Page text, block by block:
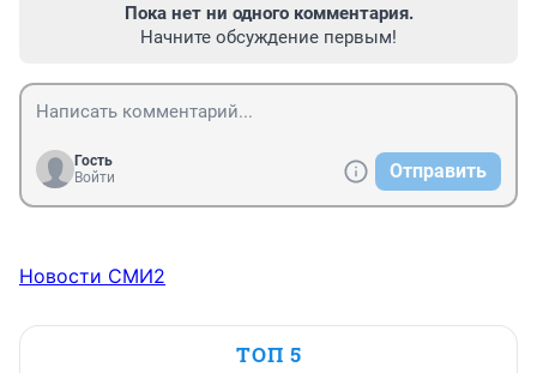
Пока нет ни одного комментария.
Начните обсуждение первым!
Гость
Войти
Отправить
Новости СМИ2
ТОП 5